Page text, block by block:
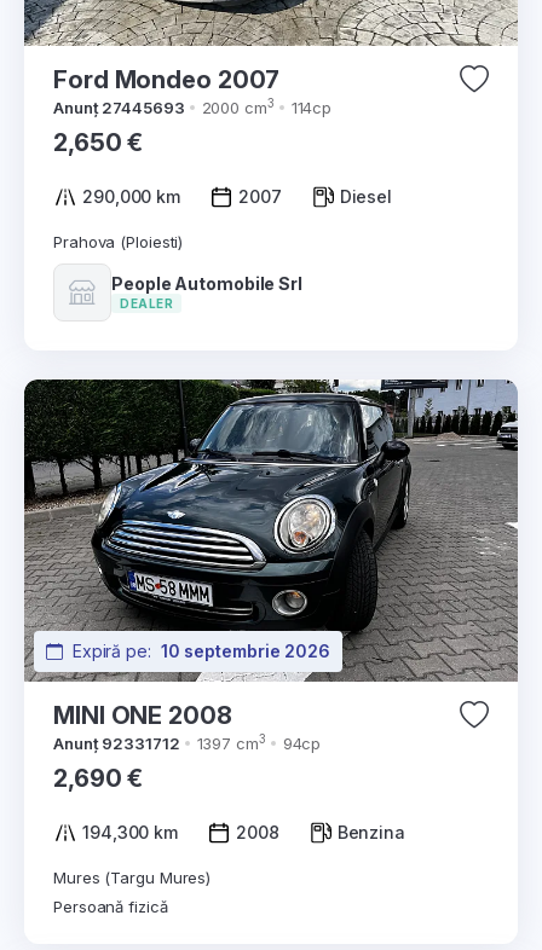
Ford Mondeo 2007
Anunț 27445693 2000 cm3 114cp
2,650 €
290,000 km 2007 Diesel
Prahova (Ploiesti)
People Automobile Srl
DEALER
Expiră pe: 10 septembrie 2026
MINI ONE 2008
Anunț 92331712 1397 cm3 94cp
2,690 €
194,300 km 2008 Benzina
Mures (Targu Mures)
Persoană fizică